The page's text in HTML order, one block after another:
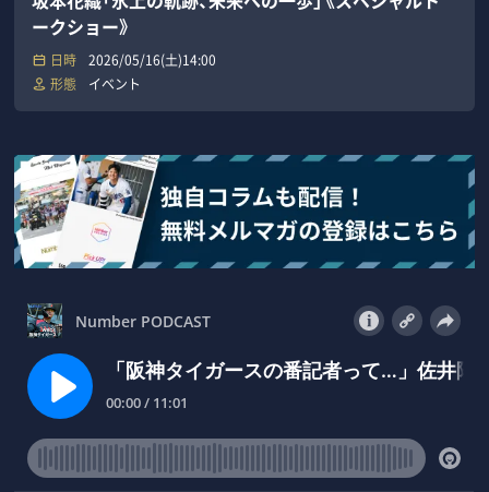
ークショー》
日時
2026/05/16(土)14:00
形態
イベント